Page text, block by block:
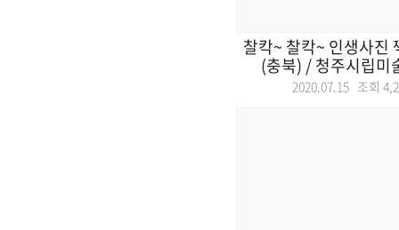
찰칵~ 찰칵~ 인생사진
(충북) / 청주시립미
2020.07.15 조회